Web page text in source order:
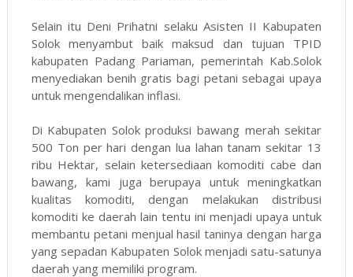
Selain itu Deni Prihatni selaku Asisten II Kabupaten
Solok menyambut baik maksud dan tujuan TPID
kabupaten Padang Pariaman, pemerintah Kab.Solok
menyediakan benih gratis bagi petani sebagai upaya
untuk mengendalikan inflasi.
Di Kabupaten Solok produksi bawang merah sekitar
500 Ton per hari dengan lua lahan tanam sekitar 13
ribu Hektar, selain ketersediaan komoditi cabe dan
bawang, kami juga berupaya untuk meningkatkan
kualitas komoditi, dengan melakukan distribusi
komoditi ke daerah lain tentu ini menjadi upaya untuk
membantu petani menjual hasil taninya dengan harga
yang sepadan Kabupaten Solok menjadi satu-satunya
daerah yang memiliki program.